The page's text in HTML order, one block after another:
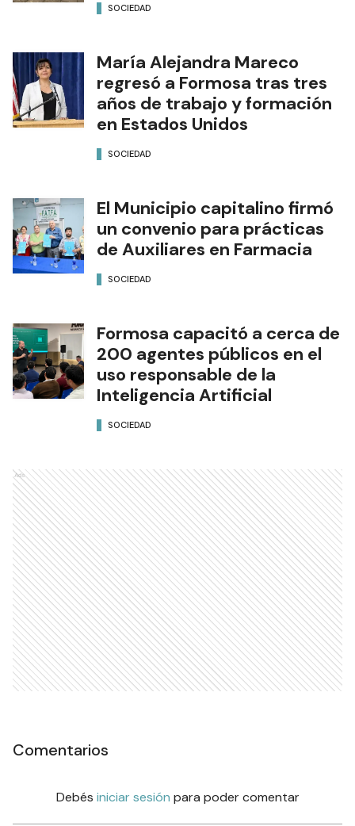
SOCIEDAD
María Alejandra Mareco
regresó a Formosa tras tres
años de trabajo y formación
en Estados Unidos
SOCIEDAD
El Municipio capitalino firmó
un convenio para prácticas
de Auxiliares en Farmacia
SOCIEDAD
Formosa capacitó a cerca de
200 agentes públicos en el
uso responsable de la
Inteligencia Artificial
SOCIEDAD
Ads
Comentarios
Debés iniciar sesión para poder comentar